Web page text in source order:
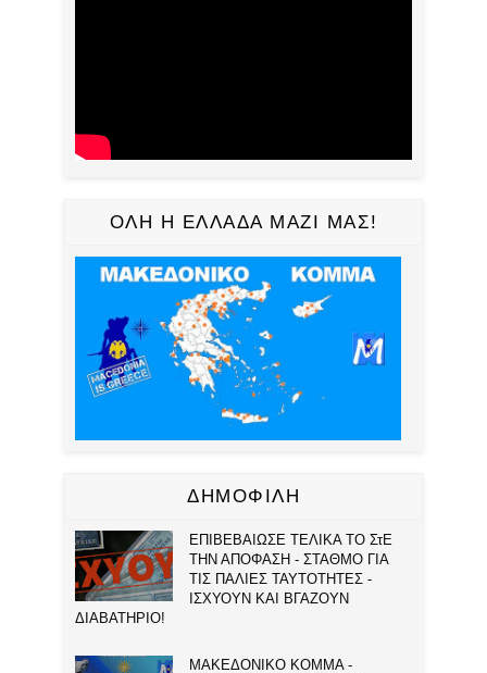
ΟΛΗ Η ΕΛΛΑΔΑ ΜΑΖΙ ΜΑΣ!
ΔΗΜΟΦΙΛΗ
ΕΠΙΒΕΒΑΙΩΣΕ ΤΕΛΙΚΑ ΤΟ ΣτΕ
ΤΗΝ ΑΠΟΦΑΣΗ - ΣΤΑΘΜΟ ΓΙΑ
ΤΙΣ ΠΑΛΙΕΣ ΤΑΥΤΟΤΗΤΕΣ -
ΙΣΧΥΟΥΝ ΚΑΙ ΒΓΑΖΟΥΝ
ΔΙΑΒΑΤΗΡΙΟ!
ΜΑΚΕΔΟΝΙΚΟ ΚΟΜΜΑ -